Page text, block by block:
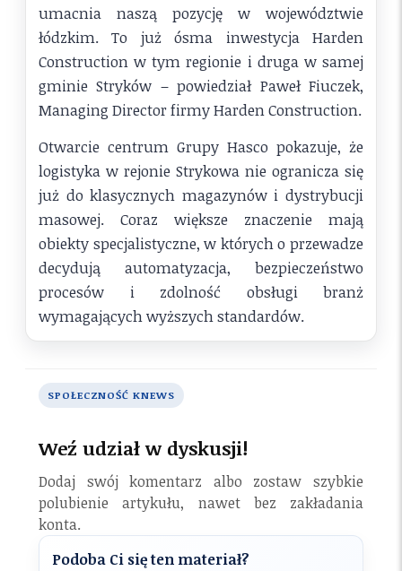
umacnia naszą pozycję w województwie
łódzkim. To już ósma inwestycja Harden
Construction w tym regionie i druga w samej
gminie Stryków – powiedział Paweł Fiuczek,
Managing Director firmy Harden Construction.
Otwarcie centrum Grupy Hasco pokazuje, że
logistyka w rejonie Strykowa nie ogranicza się
już do klasycznych magazynów i dystrybucji
masowej. Coraz większe znaczenie mają
obiekty specjalistyczne, w których o przewadze
decydują automatyzacja, bezpieczeństwo
procesów i zdolność obsługi branż
wymagających wyższych standardów.
SPOŁECZNOŚĆ KNEWS
Weź udział w dyskusji!
Dodaj swój komentarz albo zostaw szybkie
polubienie artykułu, nawet bez zakładania
konta.
Podoba Ci się ten materiał?